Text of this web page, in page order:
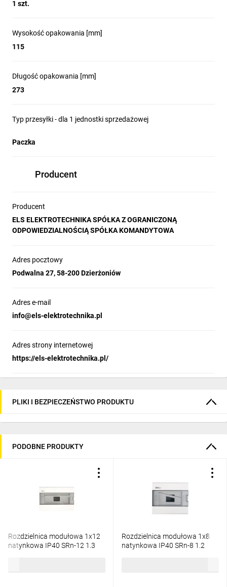
okienko inspekcyjne: 24 moduły (2x12),
kolor: szary,
wysoka odporność ogniowa korpusu: do 650°C,
drzwi: przezroczyste przydymione, uchylne, zamykane na klik
CERTYFIKAT CE.
1 szt.
Wysokość opakowania [mm]
115
Długość opakowania [mm]
273
Typ przesyłki - dla 1 jednostki sprzedażowej
Paczka
Producent
Producent
ELS ELEKTROTECHNIKA SPÓŁKA Z OGRANICZONĄ
ODPOWIEDZIALNOŚCIĄ SPÓŁKA KOMANDYTOWA
Adres pocztowy
Podwalna 27, 58-200 Dzierżoniów
Adres e-mail
info@els-elektrotechnika.pl
Adres strony internetowej
https://els-elektrotechnika.pl/
PLIKI I BEZPIECZEŃSTWO PRODUKTU
PODOBNE PRODUKTY
Rozdzielnica modułowa 1x12
natynkowa IP40 SRn-12 1.3
Rozdzielnica modułowa 1x8
natynkowa IP40 SRn-8 1.2